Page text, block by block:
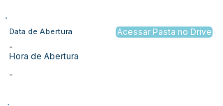
Data de Abertura
-
Hora de Abertura
-
Acessar Pasta no Drive